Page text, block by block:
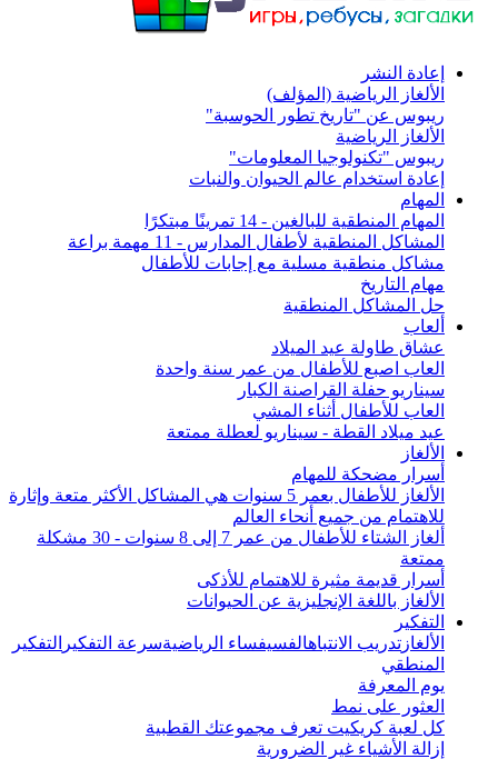
إعادة النشر
الألغاز الرياضية (المؤلف)
ريبوس عن "تاريخ تطور الحوسبة"
الألغاز الرياضية
ريبوس "تكنولوجيا المعلومات"
إعادة استخدام عالم الحيوان والنبات
المهام
المهام المنطقية للبالغين - 14 تمرينًا مبتكرًا
المشاكل المنطقية لأطفال المدارس - 11 مهمة براعة
مشاكل منطقية مسلية مع إجابات للأطفال
مهام التاريخ
حل المشاكل المنطقية
ألعاب
عشاق طاولة عيد الميلاد
العاب اصبع للأطفال من عمر سنة واحدة
سيناريو حفلة القراصنة الكبار
العاب للأطفال أثناء المشي
عيد ميلاد القطة - سيناريو لعطلة ممتعة
الألغاز
أسرار مضحكة للمهام
الألغاز للأطفال بعمر 5 سنوات هي المشاكل الأكثر متعة وإثارة
للاهتمام من جميع أنحاء العالم
ألغاز الشتاء للأطفال من عمر 7 إلى 8 سنوات - 30 مشكلة
ممتعة
أسرار قديمة مثيرة للاهتمام للأذكى
الألغاز باللغة الإنجليزية عن الحيوانات
التفكير
الألغاز تدريب الانتباهالفسيفساء الرياضيةسرعة التفكير التفكير
المنطقي
يوم المعرفة
العثور على نمط
كل لعبة كريكيت تعرف مجموعتك القطبية
إزالة الأشياء غير الضرورية